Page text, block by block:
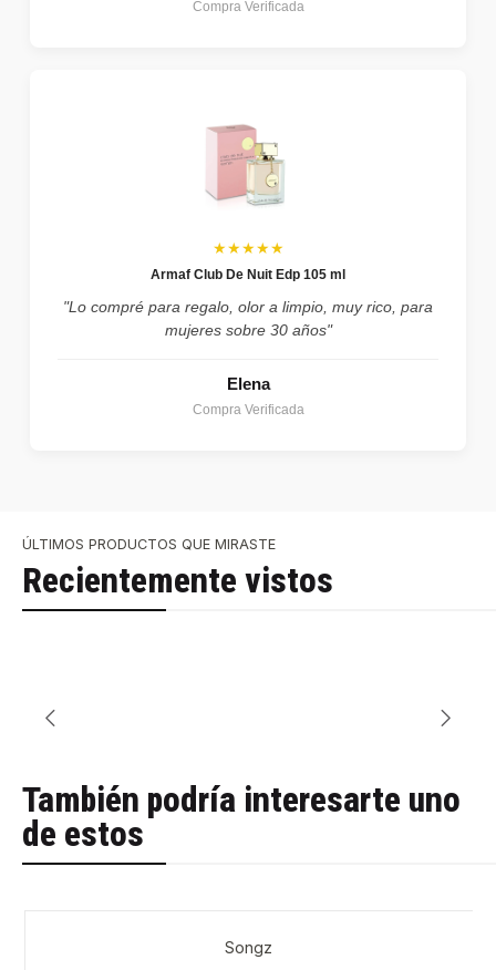
Compra Verificada
★★★★★
Armaf Club De Nuit Edp 105 ml
"Lo compré para regalo, olor a limpio, muy rico, para
mujeres sobre 30 años"
Elena
Compra Verificada
ÚLTIMOS PRODUCTOS QUE MIRASTE
Recientemente vistos
También podría interesarte uno
de estos
Songz